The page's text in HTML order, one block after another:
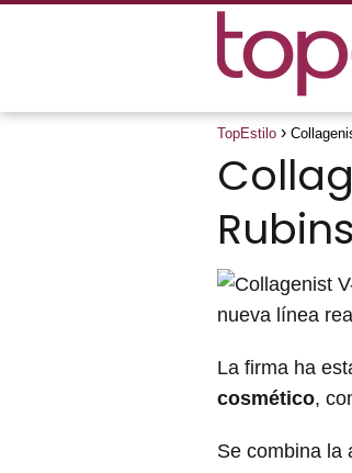
TopEstilo
nueva línea
La firma ha
cosmético,
Se combina la